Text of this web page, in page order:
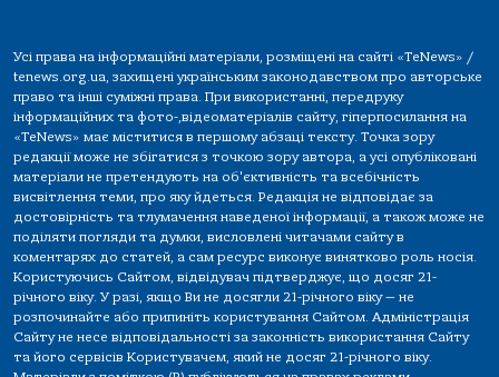
Усі права на інформаційні матеріали, розміщені на сайті «TeNews» /
tenews.org.ua, захищені українським законодавством про авторське
право та інші суміжні права. При використанні, передруку
інформаційних та фото-,відеоматеріалів сайту, гіперпосилання на
«TeNews» має міститися в першому абзаці тексту. Точка зору
редакції може не збігатися з точкою зору автора, а усі опубліковані
матеріали не претендують на об'єктивність та всебічність
висвітлення теми, про яку йдеться. Редакція не відповідає за
достовірність та тлумачення наведеної інформації, а також може не
поділяти погляди та думки, висловлені читачами сайту в
коментарях до статей, а сам ресурс виконує винятково роль носія.
Користуючись Сайтом, відвідувач підтверджує, що досяг 21-
річного віку. У разі, якщо Ви не досягли 21-річного віку — не
розпочинайте або припиніть користування Сайтом. Адміністрація
Сайту не несе відповідальності за законність використання Сайту
та його сервісів Користувачем, який не досяг 21-річного віку.